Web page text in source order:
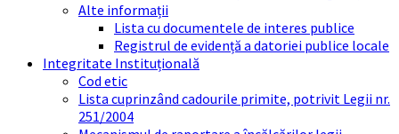
Alte informații
Lista cu documentele de interes publice
Registrul de evidență a datoriei publice locale
Integritate Instituțională
Cod etic
Lista cuprinzând cadourile primite, potrivit Legii nr.
251/2004